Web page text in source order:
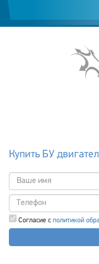
Купить БУ
Согласие с политикой